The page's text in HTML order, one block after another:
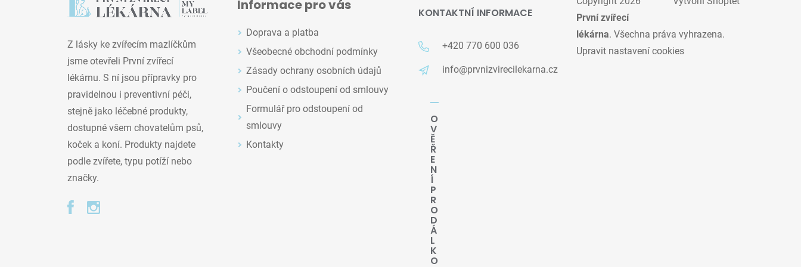
Z lásky ke zvířecím mazlíčkům
jsme otevřeli První zvířecí
lékárnu. S ní jsou přípravky pro
pravidelnou i preventivní péči,
stejně jako léčebné produkty,
dostupné všem chovatelům psů,
koček a koní. Produkty najdete
podle zvířete, typu potíží nebo
značky.
Informace pro vás
Doprava a platba
Všeobecné obchodní podmínky
Zásady ochrany osobních údajů
Poučení o odstoupení od smlouvy
Formulář pro odstoupení od
smlouvy
Kontakty
KONTAKTNÍ INFORMACE
+420 770 600 036
info@prvnizvirecilekarna.cz
O
V
Ě
Ř
E
N
Í
P
R
O
D
Á
L
K
O
První zvířecí
lékárna. Všechna práva vyhrazena.
Upravit nastavení cookies